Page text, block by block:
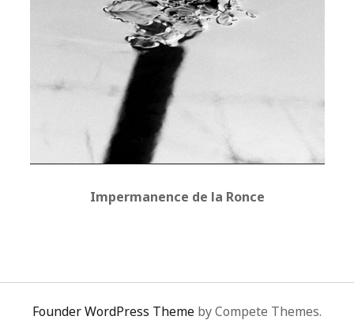
Impermanence de la Ronce
Founder WordPress Theme by Compete Themes.